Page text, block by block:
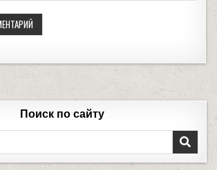
Поиск по сайту